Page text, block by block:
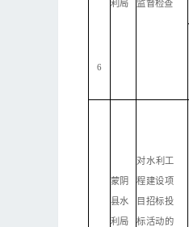
6
利局 监督检查
蒙阴
县水
利局
对水利工
程建设项
目招标投
标活动的